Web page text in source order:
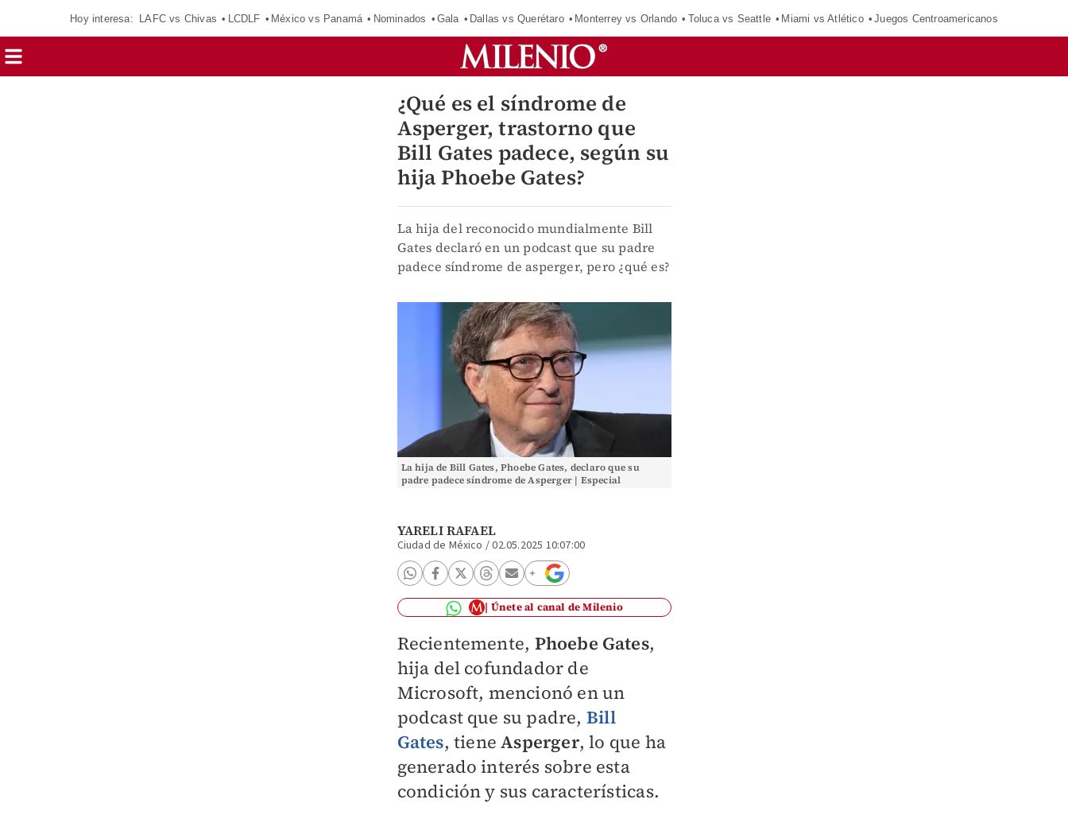
Hoy interesa: LAFC vs Chivas LCDLF México vs Panamá Nominados Gala Dallas vs Querétaro Monterrey vs Orlando Toluca vs Seattle Miami vs Atlético Juegos Centroamericanos
¿Qué es el síndrome de
Asperger, trastorno que
Bill Gates padece, según su
hija Phoebe Gates?
La hija del reconocido mundialmente Bill
Gates declaró en un podcast que su padre
padece síndrome de asperger, pero ¿qué es?
La hija de Bill Gates, Phoebe Gates, declaro que su
padre padece síndrome de Asperger | Especial
YARELI RAFAEL
Ciudad de México /02.05.2025 10:07:00
Únete al canal de Milenio
Recientemente, Phoebe Gates,
hija del cofundador de
Microsoft, mencionó en un
podcast que su padre, Bill
Gates, tieneAsperger, lo que ha
generado interés sobre esta
condición y sus características.